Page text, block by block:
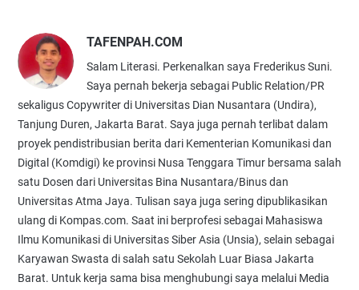
TAFENPAH.COM
Salam Literasi. Perkenalkan saya Frederikus Suni.
Saya pernah bekerja sebagai Public Relation/PR
sekaligus Copywriter di Universitas Dian Nusantara (Undira),
Tanjung Duren, Jakarta Barat. Saya juga pernah terlibat dalam
proyek pendistribusian berita dari Kementerian Komunikasi dan
Digital (Komdigi) ke provinsi Nusa Tenggara Timur bersama salah
satu Dosen dari Universitas Bina Nusantara/Binus dan
Universitas Atma Jaya. Tulisan saya juga sering dipublikasikan
ulang di Kompas.com. Saat ini berprofesi sebagai Mahasiswa
Ilmu Komunikasi di Universitas Siber Asia (Unsia), selain sebagai
Karyawan Swasta di salah satu Sekolah Luar Biasa Jakarta
Barat. Untuk kerja sama bisa menghubungi saya melalui Media